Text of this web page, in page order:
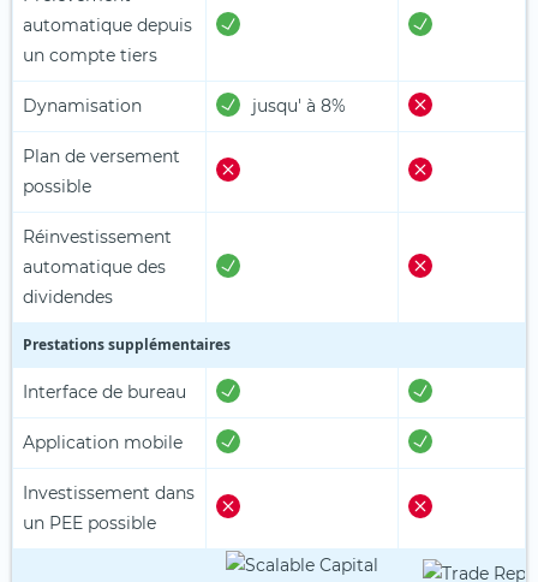
automatique depuis
un compte tiers
Dynamisation jusqu' à 8%
Plan de versement
possible
Réinvestissement
automatique des
dividendes
Prestations supplémentaires
Interface de bureau
Application mobile
Investissement dans
un PEE possible